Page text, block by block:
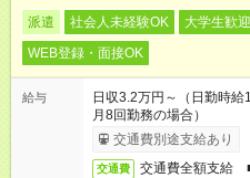
派遣 社会人未経験OK 大学生歓迎
WEB登録・面接OK
給与
日収3.2万円～（日勤時
月8回勤務の場合）
交通費別途支給あり
交通費
交通費全額支給